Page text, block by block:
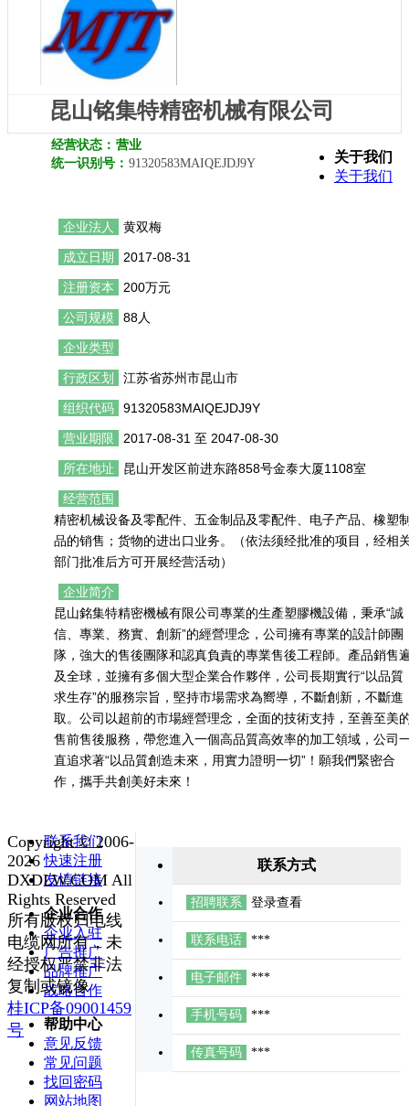
昆山铭集特精密机械有限公司
经营状态： 营业
统一识别号： 91320583MAIQEJDJ9Y
企业法人 黄双梅
成立日期 2017-08-31
注册资本 200万元
公司规模 88人
企业类型
行政区划 江苏省苏州市昆山市
组织代码 91320583MAIQEJDJ9Y
营业期限 2017-08-31 至 2047-08-30
所在地址 昆山开发区前进东路858号金泰大厦1108室
经营范围
精密机械设备及零配件、五金制品及零配件、电子产品、橡塑
品的销售；货物的进出口业务。（依法须经批准的项目，经相
部门批准后方可开展经营活动）
企业简介
昆山銘集特精密機械有限公司專業的生產塑膠機設備，秉承“誠
信、專業、務實、創新”的經營理念，公司擁有專業的設計師團
隊，強大的售後團隊和認真負責的專業售後工程師。產品銷售
及全球，並擁有多個大型企業合作夥伴，公司長期實行“以品質
求生存”的服務宗旨，堅持市場需求為嚮導，不斷創新，不斷進
取。公司以超前的市場經營理念，全面的技術支持，至善至美
售前售後服務，帶您進入一個高品質高效率的加工領域，公司
直追求著“以品質創造未來，用實力證明一切”！願我們緊密合
作，攜手共創美好未來！
联系方式
招聘联系 登录查看
联系电话 ***
电子邮件 ***
手机号码 ***
传真号码 ***
关于我们
关于我们
联系我们
快速注册
友情链接
企业合作
企业入驻
广告推广
品牌推广
战略合作
帮助中心
意见反馈
常见问题
找回密码
网站地图
Copyright © 2006-
2026
DXDLW.COM All
Rights Reserved
所有版权归电线
电缆网所有，未
经授权严禁非法
复制或镜像
桂ICP备09001459
号